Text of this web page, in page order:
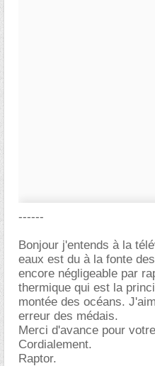
------
Bonjour j'entends à la
eaux est du à la fonte
encore négligeable par
thermique qui est la
montée des océans.
erreur des médais.
Merci d'avance pour
Cordialement.
Raptor.